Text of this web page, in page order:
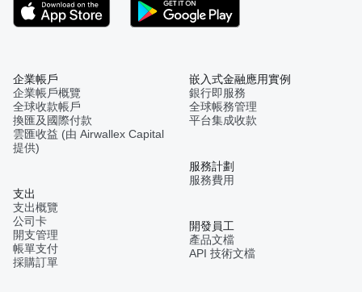
企業帳戶
企業帳戶概覽
全球收款帳戶
換匯及國際付款
雲匯收益 (由 Airwallex Capital
提供)
支出
支出概覽
公司卡
開支管理
帳單支付
採購訂單
嵌入式金融應用實例
銀行即服務
全球帳務管理
平台集成收款
服務計劃
服務費用
開發員工
產品文檔
API 技術文檔